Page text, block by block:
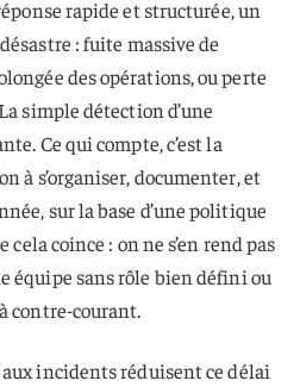
rapide et structurée, un
: fuite massive de
des opérations, ou perte
simple détection d’une
Ce qui compte, c’est la
à s’organiser, documenter, et
sur la base d’une politique
cela coince : on ne s’en rend pas
équipe sans rôle bien défini ou
contre-courant.
incidents réduisent ce délai